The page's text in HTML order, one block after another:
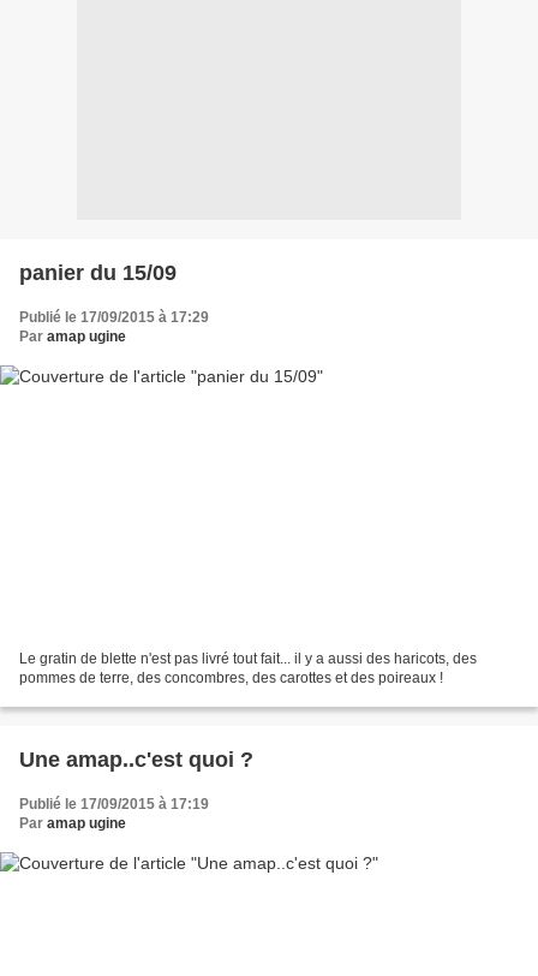
panier du 15/09
Publié le 17/09/2015 à 17:29
Par amap ugine
Le gratin de blette n'est pas livré tout fait... il y a aussi des haricots, des
pommes de terre, des concombres, des carottes et des poireaux !
Une amap..c'est quoi ?
Publié le 17/09/2015 à 17:19
Par amap ugine